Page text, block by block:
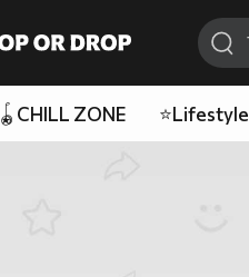
🪀CHILL ZONE ⭐Lifestyle